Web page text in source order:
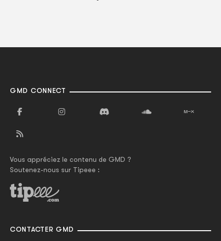
GMD CONNECT
Vous appréciez le contenu de GMD ?
Soutenez-nous sur Tipeee :
CONTACTER GMD